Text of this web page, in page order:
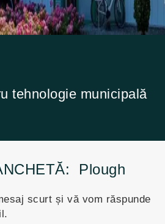
tehnologie municipală
Plough
scurt și vă vom răspunde